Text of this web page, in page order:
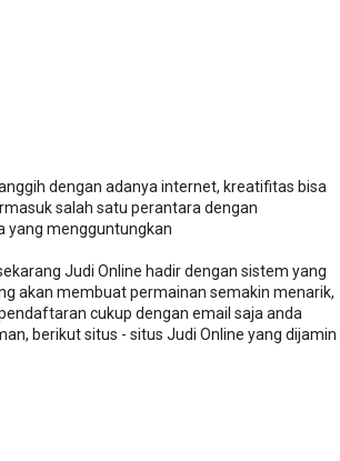
dengan adanya internet, kreatifitas bisa
salah satu perantara dengan
yang mengguntungkan
Judi Online hadir dengan sistem yang
akan membuat permainan semakin menarik,
cukup dengan email saja anda
berikut situs - situs Judi Online yang dijamin